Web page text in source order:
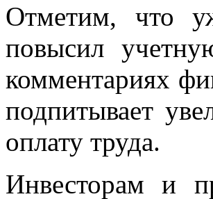
Отметим, что
повысил
комментариях
подпитывает
оплату труда.
Инвесторам и